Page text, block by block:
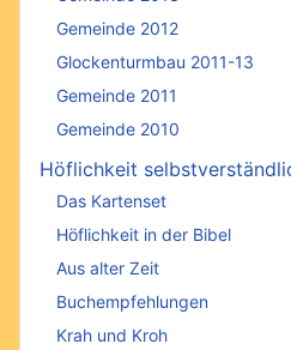
Gemeinde 2012
Glockenturmbau 2011-13
Gemeinde 2011
Gemeinde 2010
Höflichkeit
Das Kartenset
Höflichkeit in der Bibel
Aus alter Zeit
Buchempfehlungen
Krah und Kroh